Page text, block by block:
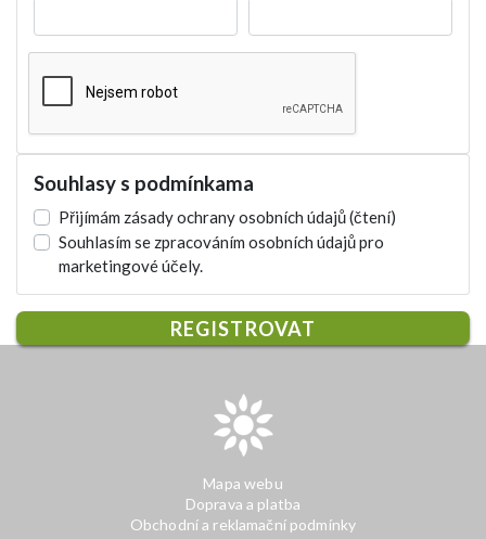
Souhlasy s podmínkama
Přijímám zásady ochrany osobních údajů(čtení)
Souhlasím se zpracováním osobních údajů pro
marketingové účely.
REGISTROVAT
Mapa webu
Doprava a platba
Obchodní a reklamační podmínky